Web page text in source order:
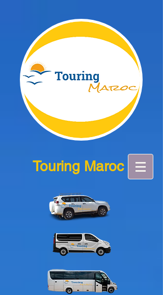
Touring Maroc